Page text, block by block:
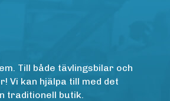
Till både tävlingsbilar och
Vi kan hjälpa till med det
traditionell butik.